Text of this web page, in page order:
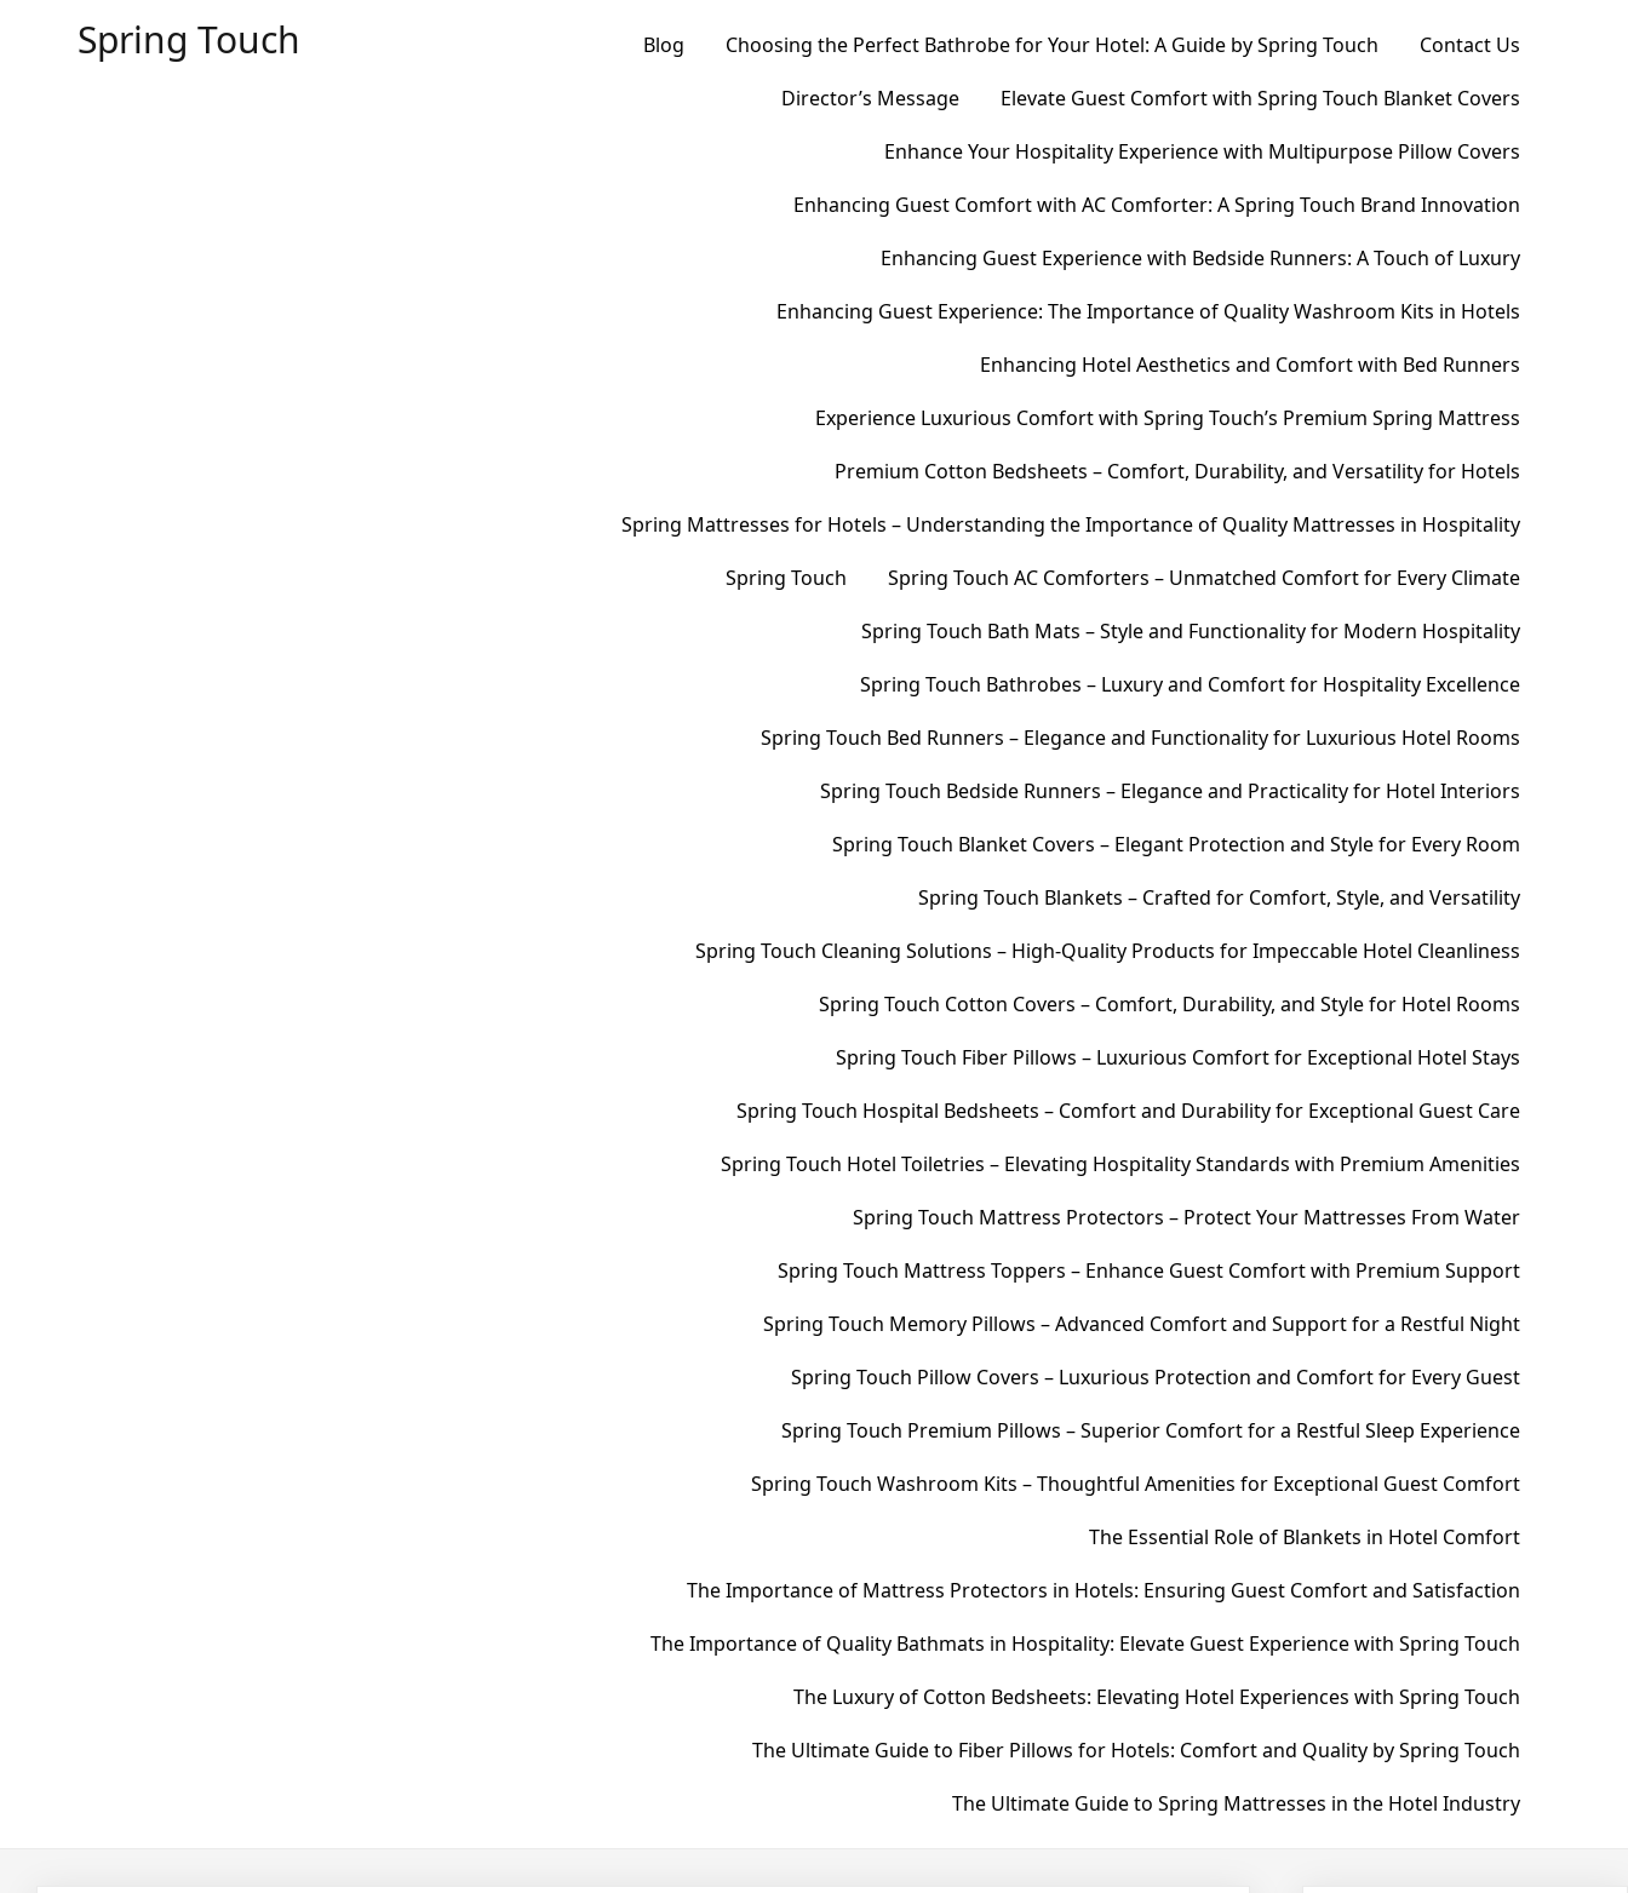
Spring Touch Blog Choosing the Perfect Bathrobe for Your Hotel: A Guide by Spring Touch
Contact Us
Director’s Message
Elevate Guest Comfort with Spring Touch Blanket Covers
Enhance Your Hospitality Experience with Multipurpose Pillow Covers
Enhancing Guest Comfort with AC Comforter: A Spring Touch Brand Innovation
Enhancing Guest Experience with Bedside Runners: A Touch of Luxury
Enhancing Guest Experience: The Importance of Quality Washroom Kits in Hotels
Enhancing Hotel Aesthetics and Comfort with Bed Runners
Experience Luxurious Comfort with Spring Touch’s Premium Spring Mattress
Premium Cotton Bedsheets – Comfort, Durability, and Versatility for Hotels
Spring Mattresses for Hotels – Understanding the Importance of Quality Mattresses in Hospitality
Spring Touch
Spring Touch AC Comforters – Unmatched Comfort for Every Climate
Spring Touch Bath Mats – Style and Functionality for Modern Hospitality
Spring Touch Bathrobes – Luxury and Comfort for Hospitality Excellence
Spring Touch Bed Runners – Elegance and Functionality for Luxurious Hotel Rooms
Spring Touch Bedside Runners – Elegance and Practicality for Hotel Interiors
Spring Touch Blanket Covers – Elegant Protection and Style for Every Room
Spring Touch Blankets – Crafted for Comfort, Style, and Versatility
Spring Touch Cleaning Solutions – High-Quality Products for Impeccable Hotel Cleanliness
Spring Touch Cotton Covers – Comfort, Durability, and Style for Hotel Rooms
Spring Touch Fiber Pillows – Luxurious Comfort for Exceptional Hotel Stays
Spring Touch Hospital Bedsheets – Comfort and Durability for Exceptional Guest Care
Spring Touch Hotel Toiletries – Elevating Hospitality Standards with Premium Amenities
Spring Touch Mattress Protectors – Protect Your Mattresses From Water
Spring Touch Mattress Toppers – Enhance Guest Comfort with Premium Support
Spring Touch Memory Pillows – Advanced Comfort and Support for a Restful Night
Spring Touch Pillow Covers – Luxurious Protection and Comfort for Every Guest
Spring Touch Premium Pillows – Superior Comfort for a Restful Sleep Experience
Spring Touch Washroom Kits – Thoughtful Amenities for Exceptional Guest Comfort
The Essential Role of Blankets in Hotel Comfort
The Importance of Mattress Protectors in Hotels: Ensuring Guest Comfort and Satisfaction
The Importance of Quality Bathmats in Hospitality: Elevate Guest Experience with Spring Touch
The Luxury of Cotton Bedsheets: Elevating Hotel Experiences with Spring Touch
The Ultimate Guide to Fiber Pillows for Hotels: Comfort and Quality by Spring Touch
The Ultimate Guide to Spring Mattresses in the Hotel Industry